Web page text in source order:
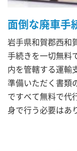
面倒な廃車手
岩手県和賀郡西和
手続きを一切無料
内を管轄する運輸
準備いただく書類
ですべて無料で代
身で行う必要はあ